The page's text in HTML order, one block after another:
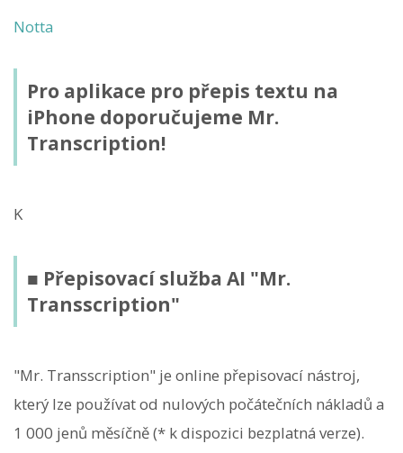
Notta
Pro aplikace pro přepis textu na
iPhone doporučujeme Mr.
Transcription!
K
■ Přepisovací služba AI "Mr.
Transscription"
"Mr. Transscription" je online přepisovací nástroj,
který lze používat od nulových počátečních nákladů a
1 000 jenů měsíčně (* k dispozici bezplatná verze).